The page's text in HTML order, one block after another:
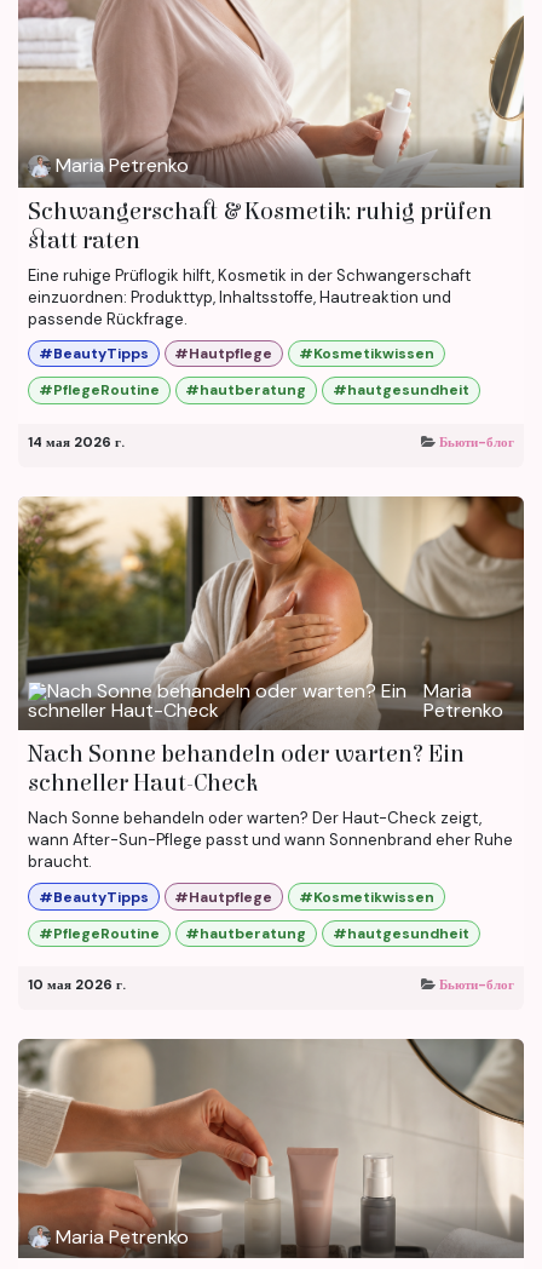
Maria Petrenko
Schwangerschaft & Kosmetik: ruhig prüfen
statt raten
Eine ruhige Prüflogik hilft, Kosmetik in der Schwangerschaft
einzuordnen: Produkttyp, Inhaltsstoffe, Hautreaktion und
passende Rückfrage.
#BeautyTipps #Hautpflege
#Kosmetikwissen
#PflegeRoutine
#hautberatung #hautgesundheit
14 мая 2026 г. Бьюти-блог
Maria
Petrenko
Nach Sonne behandeln oder warten? Ein
schneller Haut-Check
Nach Sonne behandeln oder warten? Der Haut-Check zeigt,
wann After-Sun-Pflege passt und wann Sonnenbrand eher Ruhe
braucht.
#BeautyTipps #Hautpflege
#Kosmetikwissen
#PflegeRoutine
#hautberatung #hautgesundheit
10 мая 2026 г. Бьюти-блог
Maria Petrenko